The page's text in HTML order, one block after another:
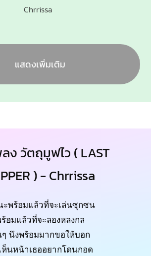
Chrrissa
แสดงเพิ่มเติม
ลง วัตถุมูฟไว ( LAST
) - Chrrissa
พร้อมแล้วที่จะเล่นซุกซน
อมแล้วที่จะลองหลงกล
นึงพร้อมมากขอให้บอก
ห็นหน้าเธออยากโดนกอด